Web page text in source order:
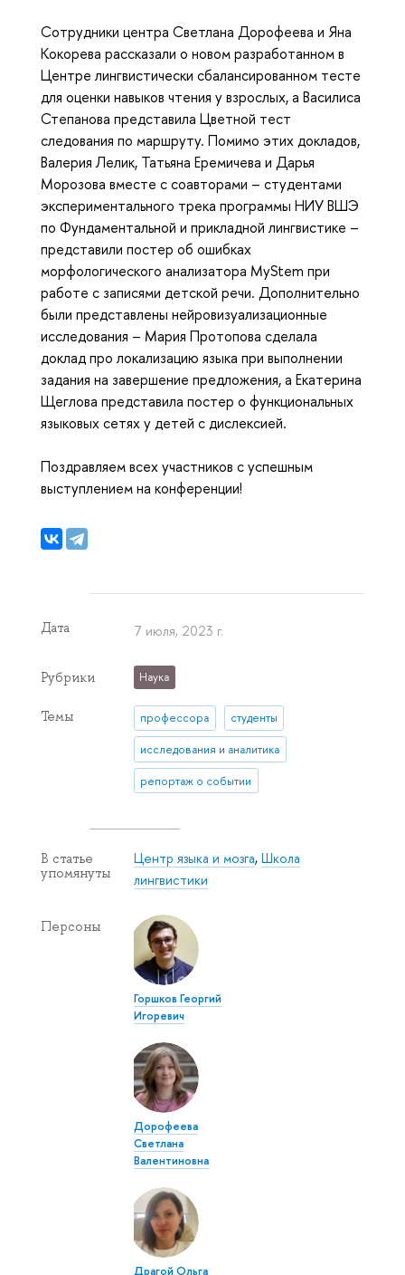
Сотрудники центра Светлана Дорофеева и Яна
Кокорева рассказали о новом разработанном в
Центре лингвистически сбалансированном тесте
для оценки навыков чтения у взрослых, а Василиса
Степанова представила Цветной тест
следования по маршруту. Помимо этих докладов,
Валерия Лелик, Татьяна Еремичева и Дарья
Морозова вместе с соавторами – студентами
экспериментального трека программы НИУ ВШЭ
по Фундаментальной и прикладной лингвистике –
представили постер об ошибках
морфологического анализатора MyStem при
работе с записями детской речи. Дополнительно
были представлены нейровизуализационные
исследования – Мария Протопова сделала
доклад про локализацию языка при выполнении
задания на завершение предложения, а Екатерина
Щеглова представила постер о функциональных
языковых сетях у детей с дислексией.
Поздравляем всех участников с успешным
выступлением на конференции!
Дата 7 июля, 2023 г.
Рубрики Наука
Темы профессора студенты
исследования и аналитика
репортаж о событии
В статье
упомянуты
Центр языка и мозга,Школа
лингвистики
Персоны
Горшков Георгий
Игоревич
Дорофеева
Светлана
Валентиновна
Драгой Ольга